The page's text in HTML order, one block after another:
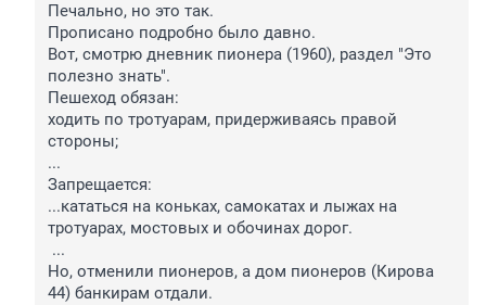
Печально, но это так.
Прописано подробно было давно.
Вот, смотрю дневник пионера (1960), раздел "Это
полезно знать".
Пешеход обязан:
ходить по тротуарам, придерживаясь правой
стороны;
...
Запрещается:
...кататься на коньках, самокатах и лыжах на
тротуарах, мостовых и обочинах дорог.
...
Но, отменили пионеров, а дом пионеров (Кирова
44) банкирам отдали.